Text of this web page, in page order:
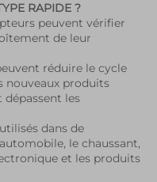
RAPIDE ?
peuvent vérifier
de leur
réduire le cycle
nouveaux produits
les
dans de
le chaussant,
et les produits